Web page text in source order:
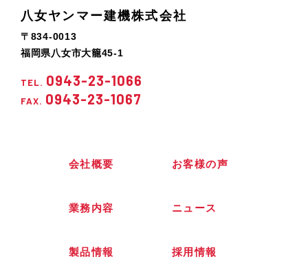
八女ヤンマー建機株式会社
〒834-0013
福岡県八女市大籠45-1
TEL. 0943-23-1066
FAX. 0943-23-1067
会社概要
業務内容
製品情報
お客様の声
ニュース
採用情報